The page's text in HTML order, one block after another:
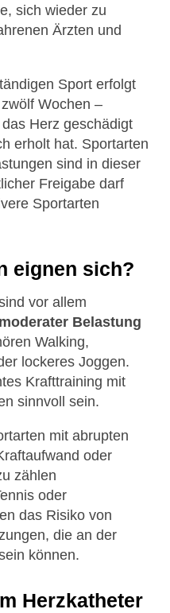
sich wieder zu
Ärzten und
Sport erfolgt
Wochen –
Herz geschädigt
erholt hat. Sportarten
sind in dieser
Freigabe darf
Sportarten
eignen sich?
vor allem
Belastung
Walking,
lockeres Joggen.
Krafttraining mit
sinnvoll sein.
mit abrupten
oder
zählen
oder
das Risiko von
die an der
können.
Herzkatheter